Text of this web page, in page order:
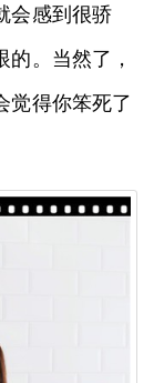
会感到很骄
。当然了，
觉得你笨死了